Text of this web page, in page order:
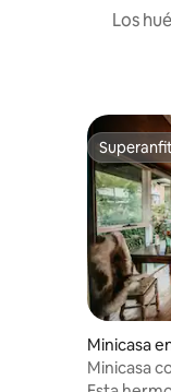
Los
Minicasa
Minicasa